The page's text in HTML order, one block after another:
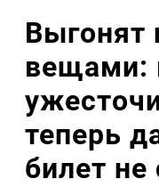
Выгонят
теперь
билет не